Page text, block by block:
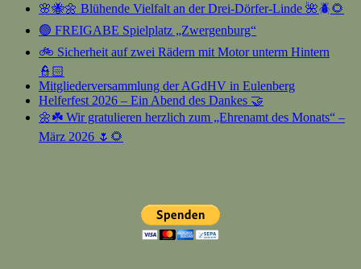
🌸🐝🌼 Blühende Vielfalt an der Drei-Dörfer-Linde 🌺🪲🌻
🟢 FREIGABE Spielplatz „Zwergenburg“
🚲 Sicherheit auf zwei Rädern mit Motor unterm Hintern
👮🏻
Mitgliederversammlung der AGdHV in Eulenberg
Helferfest 2026 – Ein Abend des Dankes 🤝
🌼☘️ Wir gratulieren herzlich zum „Ehrenamt des Monats“ –
März 2026 🌷🌻